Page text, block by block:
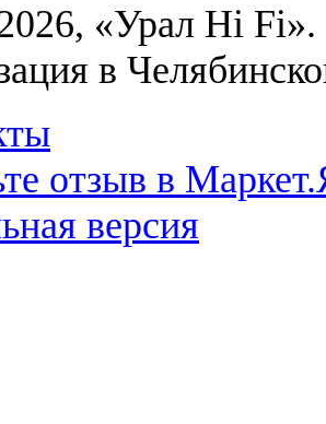
«Урал Hi
в
отзыв в
версия